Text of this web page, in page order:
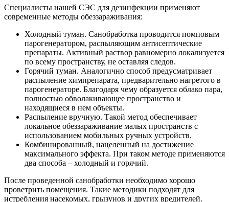
Специалисты нашей СЭС для дезинфекции применяют
современные методы обеззараживания:
Холодный туман. Санобработка проводится помповым
парогенератором, распыляющим антисептические
препараты. Активный раствор равномерно локализуется
по всему пространству, не оставляя следов.
Горячий туман. Аналогично способ предусматривает
распыление химпрепарата, предварительно нагретого в
парогенераторе. Благодаря чему образуется облако пара,
полностью обволакивающее пространство и
находящиеся в нем объекты.
Распыление вручную. Такой метод обеспечивает
локальное обеззараживание малых пространств с
использованием мобильных ручных устройств.
Комбинированный, нацеленный на достижение
максимального эффекта. При таком методе применяются
два способа – холодный и горячий.
После проведенной санобработки необходимо хорошо
проветрить помещения. Такие методики подходят для
истребления насекомых, грызунов и других вредителей.